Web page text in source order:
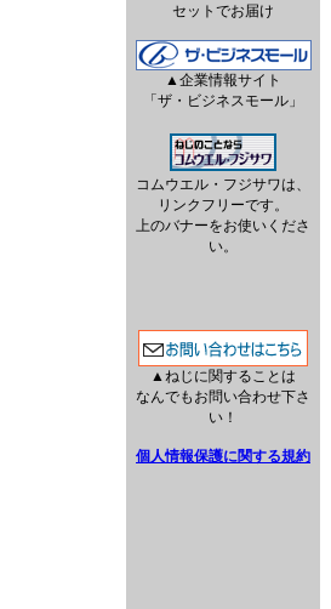
セットでお届け
▲企業情報サイト
「ザ・ビジネスモール」
コムウエル・フジサワは、
リンクフリーです。
上のバナーをお使いくださ
い。
▲ねじに関することは
なんでもお問い合わせ下さ
い！
個人情報保護に関する規約